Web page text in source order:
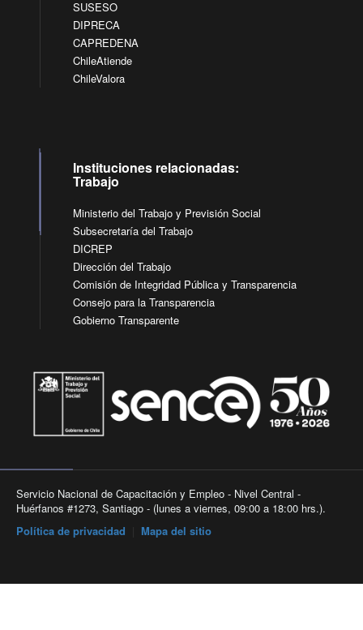
SUSESO
DIPRECA
CAPREDENA
ChileAtiende
ChileValora
Instituciones relacionadas:
Trabajo
Ministerio del Trabajo y Previsión Social
Subsecretaría del Trabajo
DICREP
Dirección del Trabajo
Comisión de Integridad Pública y Transparencia
Consejo para la Transparencia
Gobierno Transparente
Servicio Nacional de Capacitación y Empleo - Nivel Central -
Huérfanos #1273, Santiago - (lunes a viernes, 09:00 a 18:00 hrs.).
Política de privacidad
Mapa del sitio